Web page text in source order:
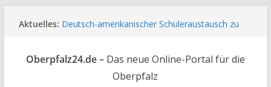
Inhalt
Aktuelles: Deutsch-amerikanischer Schüleraustausch zu
Unbekannte versuchen in Gebäude in Reuth
einzubrechen
Audi prallt gegen Brückengeländer in Weiden
Oberpfalz24.de – Das neue Online-Portal für die
Oberpfalz